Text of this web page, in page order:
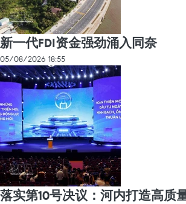
新一代FDI资金强劲涌入同奈
05/08/2026 18:55
落实第10号决议：河内打造高质